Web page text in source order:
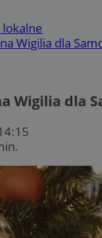
Wigilia dla
Wigilia dla